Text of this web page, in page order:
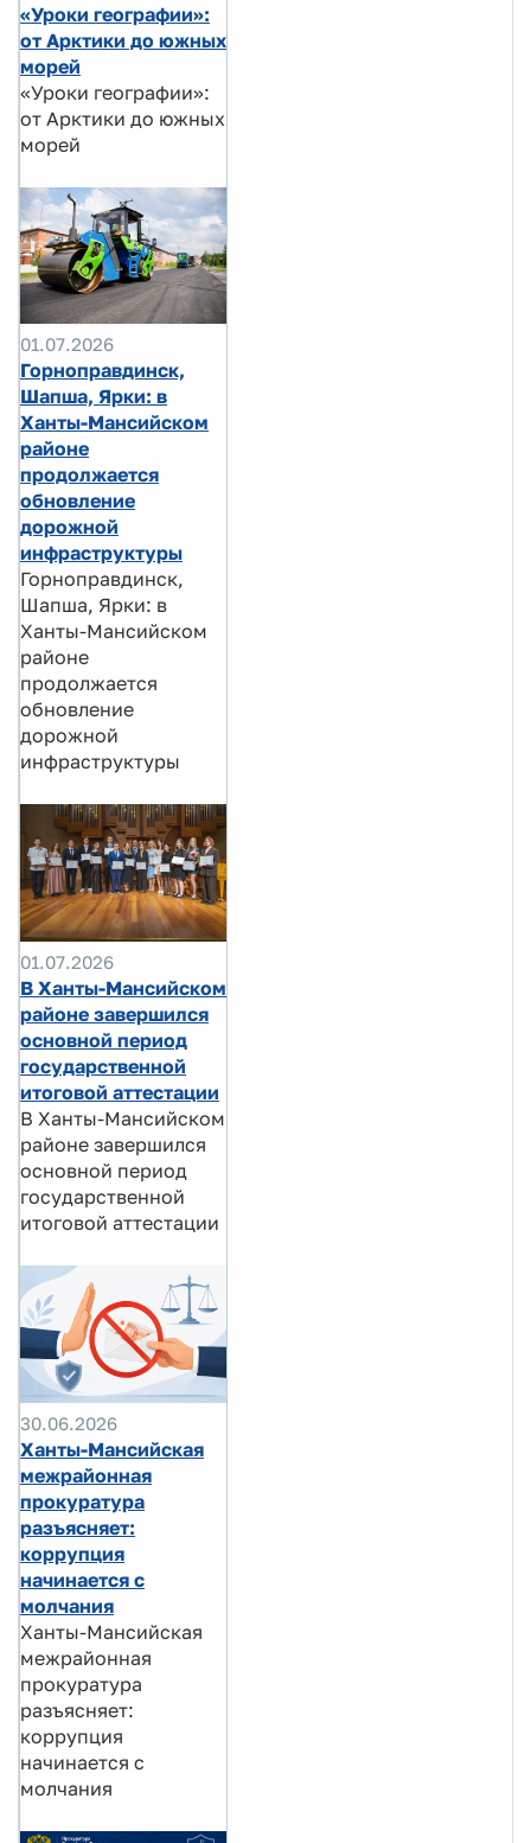
«Уроки географии»:
от Арктики до южных
морей
«Уроки географии»:
от Арктики до южных
морей
01.07.2026
Горноправдинск,
Шапша, Ярки: в
Ханты-Мансийском
районе
продолжается
обновление
дорожной
инфраструктуры
Горноправдинск,
Шапша, Ярки: в
Ханты-Мансийском
районе
продолжается
обновление
дорожной
инфраструктуры
01.07.2026
В Ханты-Мансийском
районе завершился
основной период
государственной
итоговой аттестации
В Ханты-Мансийском
районе завершился
основной период
государственной
итоговой аттестации
30.06.2026
Ханты-Мансийская
межрайонная
прокуратура
разъясняет:
коррупция
начинается с
молчания
Ханты-Мансийская
межрайонная
прокуратура
разъясняет:
коррупция
начинается с
молчания